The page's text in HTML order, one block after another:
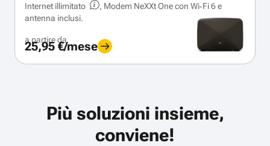
Internet illimitato
, Modem NeXXt One con Wi‑Fi 6 e
antenna inclusi.
a partire da
25,95 €/mese
Più soluzioni insieme,
conviene!